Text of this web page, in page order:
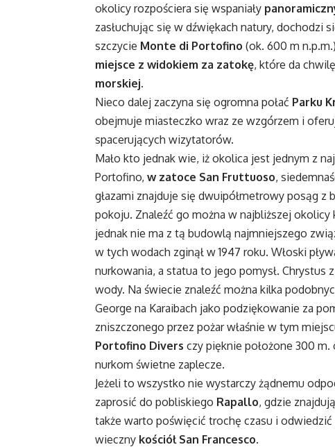
okolicy rozpościera się wspaniały
zasłuchując się w dźwiękach natury, dochodzi
szczycie Monte di Portofino (ok. 600 m
miejsce z widokiem za zatokę, które da
morskiej.
Nieco dalej zaczyna się ogromna połać Parku
obejmuje miasteczko wraz ze wzgórzem i
spacerujących wizytatorów.
Mało kto jednak wie, iż okolica jest jednym z
Portofino, w zatoce San Fruttuoso,
głazami znajduje się dwuipółmetrowy posąg z
pokoju. Znaleźć go można w najbliższej okolicy
jednak nie ma z tą budowlą najmniejszego
w tych wodach zginął w 1947 roku. Włoski
nurkowania, a statua to jego pomysł. Chrystus
wody. Na świecie znaleźć można kilka
George na Karaibach jako podziękowanie za
zniszczonego przez pożar właśnie w tym
Portofino Divers czy pięknie położone 300 m.
nurkom świetne zaplecze.
Jeżeli to wszystko nie wystarczy żądnemu
zaprosić do pobliskiego Rapallo, gdzie
także warto poświęcić trochę czasu i
wieczny kościół San Francesco.